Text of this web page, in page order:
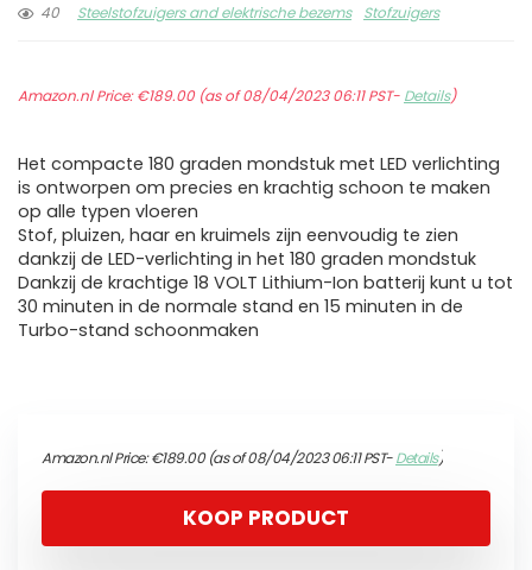
40
Steelstofzuigers and elektrische bezems Stofzuigers
Amazon.nl Price:€189.00(as of 08/04/2023 06:11 PST- Details)
Het compacte 180 graden mondstuk met LED verlichting
is ontworpen om precies en krachtig schoon te maken
op alle typen vloeren
Stof, pluizen, haar en kruimels zijn eenvoudig te zien
dankzij de LED-verlichting in het 180 graden mondstuk
Dankzij de krachtige 18 VOLT Lithium-Ion batterij kunt u tot
30 minuten in de normale stand en 15 minuten in de
Turbo-stand schoonmaken
Amazon.nl Price:€189.00(as of 08/04/2023 06:11 PST-Details)
KOOP PRODUCT